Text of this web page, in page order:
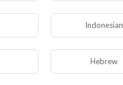
нет
Indonesian
Hebrew